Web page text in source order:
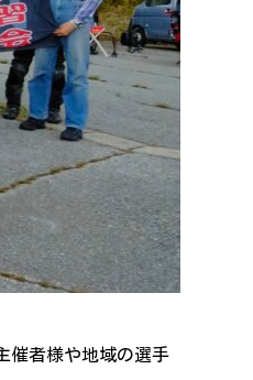
催者様や地域の選手